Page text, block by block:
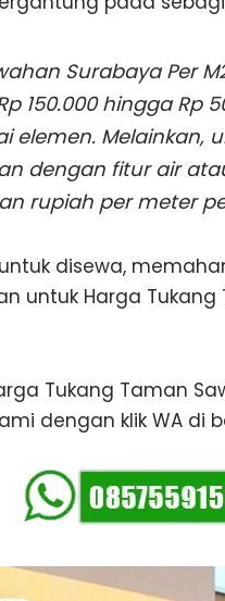
Surabaya Per
150.000 hingga Rp
elemen. Melainkan,
dengan fitur air
rupiah per meter
disewa,
untuk Harga Tukang
Tukang Taman
dengan klik WA di